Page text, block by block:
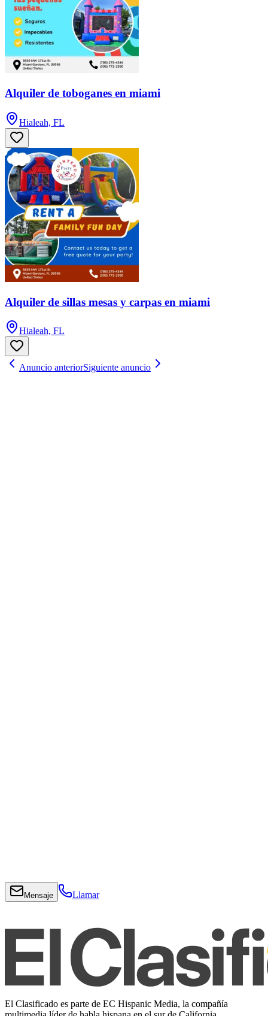
Alquiler de toboganes en miami
Hialeah, FL
Alquiler de sillas mesas y carpas en miami
Hialeah, FL
Anuncio anteriorSiguiente anuncio
Mensaje Llamar
El Clasificado es parte de EC Hispanic Media, la compañía